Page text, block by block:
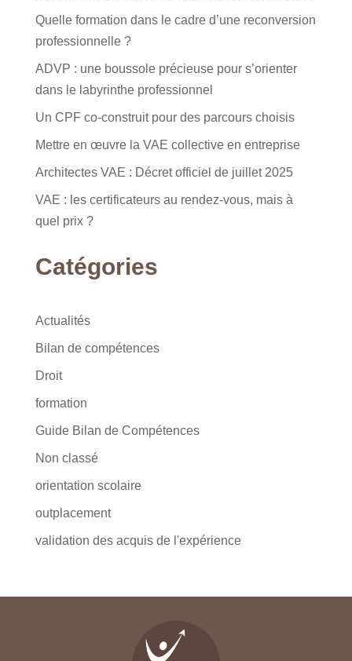
Quelle formation dans le cadre d’une reconversion
professionnelle ?
ADVP : une boussole précieuse pour s’orienter
dans le labyrinthe professionnel
Un CPF co-construit pour des parcours choisis
Mettre en œuvre la VAE collective en entreprise
Architectes VAE : Décret officiel de juillet 2025
VAE : les certificateurs au rendez-vous, mais à
quel prix ?
Catégories
Actualités
Bilan de compétences
Droit
formation
Guide Bilan de Compétences
Non classé
orientation scolaire
outplacement
validation des acquis de l'expérience